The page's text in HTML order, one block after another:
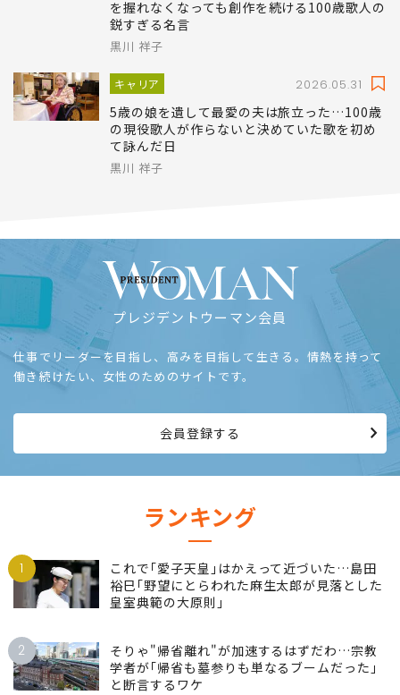
を握れなくなっても創作を続ける100歳歌人の
鋭すぎる名言
黒川 祥子
キャリア 2026.05.31
5歳の娘を遺して最愛の夫は旅立った…100歳
の現役歌人が作らないと決めていた歌を初め
て詠んだ日
黒川 祥子
プレジデントウーマン会員
仕事でリーダーを目指し、高みを目指して生きる。情熱を持って
働き続けたい、女性のためのサイトです。
会員登録する
ランキング
1
これで｢愛子天皇｣はかえって近づいた…島田
裕巳｢野望にとらわれた麻生太郎が見落とした
皇室典範の大原則｣
2
そりゃ"帰省離れ"が加速するはずだわ…宗教
学者が｢帰省も墓参りも単なるブームだった｣
と断言するワケ